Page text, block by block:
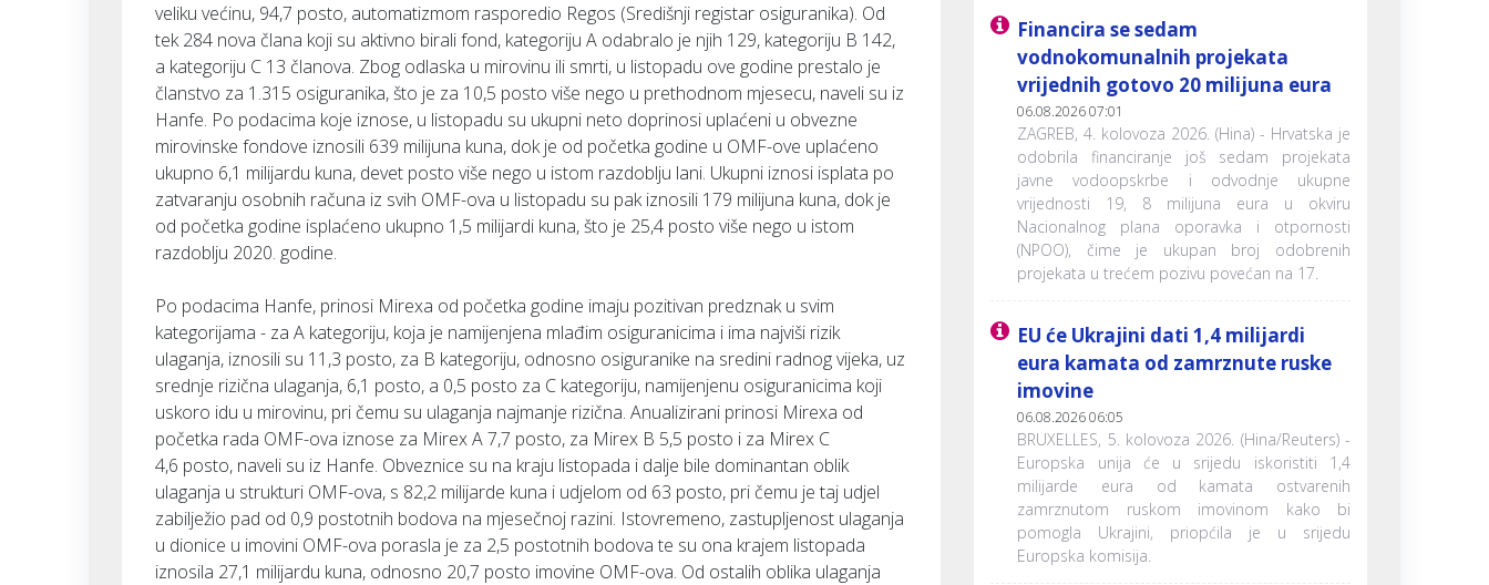
veliku većinu, 94,7 posto, automatizmom rasporedio Regos (Središnji registar osiguranika). Od
tek 284 nova člana koji su aktivno birali fond, kategoriju A odabralo je njih 129, kategoriju B 142,
a kategoriju C 13 članova. Zbog odlaska u mirovinu ili smrti, u listopadu ove godine prestalo je
članstvo za 1.315 osiguranika, što je za 10,5 posto više nego u prethodnom mjesecu, naveli su iz
Hanfe. Po podacima koje iznose, u listopadu su ukupni neto doprinosi uplaćeni u obvezne
mirovinske fondove iznosili 639 milijuna kuna, dok je od početka godine u OMF-ove uplaćeno
ukupno 6,1 milijardu kuna, devet posto više nego u istom razdoblju lani. Ukupni iznosi isplata po
zatvaranju osobnih računa iz svih OMF-ova u listopadu su pak iznosili 179 milijuna kuna, dok je
od početka godine isplaćeno ukupno 1,5 milijardi kuna, što je 25,4 posto više nego u istom
razdoblju 2020. godine.
Po podacima Hanfe, prinosi Mirexa od početka godine imaju pozitivan predznak u svim
kategorijama - za A kategoriju, koja je namijenjena mlađim osiguranicima i ima najviši rizik
ulaganja, iznosili su 11,3 posto, za B kategoriju, odnosno osiguranike na sredini radnog vijeka, uz
srednje rizična ulaganja, 6,1 posto, a 0,5 posto za C kategoriju, namijenjenu osiguranicima koji
uskoro idu u mirovinu, pri čemu su ulaganja najmanje rizična. Anualizirani prinosi Mirexa od
početka rada OMF-ova iznose za Mirex A 7,7 posto, za Mirex B 5,5 posto i za Mirex C
4,6 posto, naveli su iz Hanfe. Obveznice su na kraju listopada i dalje bile dominantan oblik
ulaganja u strukturi OMF-ova, s 82,2 milijarde kuna i udjelom od 63 posto, pri čemu je taj udjel
zabilježio pad od 0,9 postotnih bodova na mjesečnoj razini. Istovremeno, zastupljenost ulaganja
u dionice u imovini OMF-ova porasla je za 2,5 postotnih bodova te su ona krajem listopada
iznosila 27,1 milijardu kuna, odnosno 20,7 posto imovine OMF-ova. Od ostalih oblika ulaganja
Financira se sedam
vodnokomunalnih projekata
vrijednih gotovo 20 milijuna eura
06.08.2026 07:01
ZAGREB, 4. kolovoza 2026. (Hina) - Hrvatska je
odobrila financiranje još sedam projekata
javne vodoopskrbe i odvodnje ukupne
vrijednosti 19, 8 milijuna eura u okviru
Nacionalnog plana oporavka i otpornosti
(NPOO), čime je ukupan broj odobrenih
projekata u trećem pozivu povećan na 17.
EU će Ukrajini dati 1,4 milijardi
eura kamata od zamrznute ruske
imovine
06.08.2026 06:05
BRUXELLES, 5. kolovoza 2026. (Hina/Reuters) -
Europska unija će u srijedu iskoristiti 1,4
milijarde eura od kamata ostvarenih
zamrznutom ruskom imovinom kako bi
pomogla Ukrajini, priopćila je u srijedu
Europska komisija.